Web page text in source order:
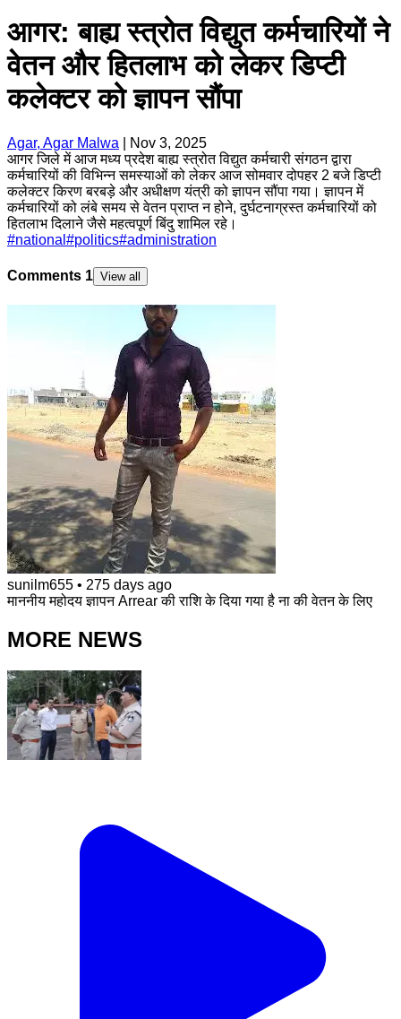
आगर: बाह्य स्त्रोत विद्युत कर्मचारियों ने
वेतन और हितलाभ को लेकर डिप्टी
कलेक्टर को ज्ञापन सौंपा
Agar, Agar Malwa
Nov 3, 2025
आगर जिले में आज मध्य प्रदेश बाह्य स्त्रोत विद्युत कर्मचारी संगठन द्वारा
कर्मचारियों की विभिन्न समस्याओं को लेकर आज सोमवार दोपहर 2 बजे डिप्टी
कलेक्टर किरण बरबड़े और अधीक्षण यंत्री को ज्ञापन सौंपा गया। ज्ञापन में
कर्मचारियों को लंबे समय से वेतन प्राप्त न होने, दुर्घटनाग्रस्त कर्मचारियों को
हितलाभ दिलाने जैसे महत्वपूर्ण बिंदु शामिल रहे।
#national #politics#administration
Comments 1 View all
sunilm655 • 275 days ago
माननीय महोदय ज्ञापन Arrear की राशि के दिया गया है ना की वेतन के लिए
MORE NEWS